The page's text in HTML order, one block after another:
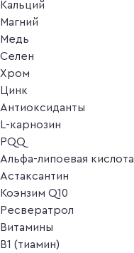
Кальций
Магний
Медь
Селен
Хром
Цинк
Антиоксиданты
L-карнозин
PQQ
Альфа-липоевая кислота
Астаксантин
Коэнзим Q10
Ресвератрол
Витамины
B1 (тиамин)